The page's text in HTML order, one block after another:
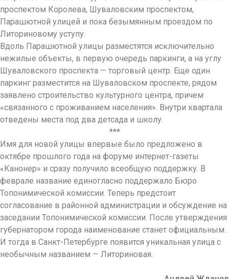
проспектом Королева, Шуваловским проспектом,
Парашютной улицей и пока безымянным проездом по
Литориновому уступу.
Вдоль Парашютной улицы разместятся исключительно
нежилые объекты, в первую очередь паркинги, а на углу
Шуваловского проспекта — торговый центр. Еще один
паркинг разместится на Шуваловском проспекте, рядом
заявлено строительство культурного центра, причем
«связанного с проживанием населения». Внутри квартала
отведены места под два детсада и школу.
***
Имя для новой улицы впервые было предложено в
октябре прошлого года на форуме интернет-газеты
«Канонер» и сразу получило всеобщую поддержку. В
феврале название единогласно поддержало Бюро
Топонимической комиссии. Теперь предстоит
согласование в районной администрации и обсуждение на
заседании Топонимической комиссии. После утверждения
губернатором города наименование станет официальным.
И тогда в Санкт-Петербурге появится уникальная улица с
необычным названием — Литориновая.